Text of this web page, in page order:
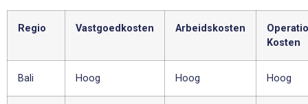
Regio Vastgoedkosten Arbeidskosten
Kosten
Bali Hoog Hoog Hoog